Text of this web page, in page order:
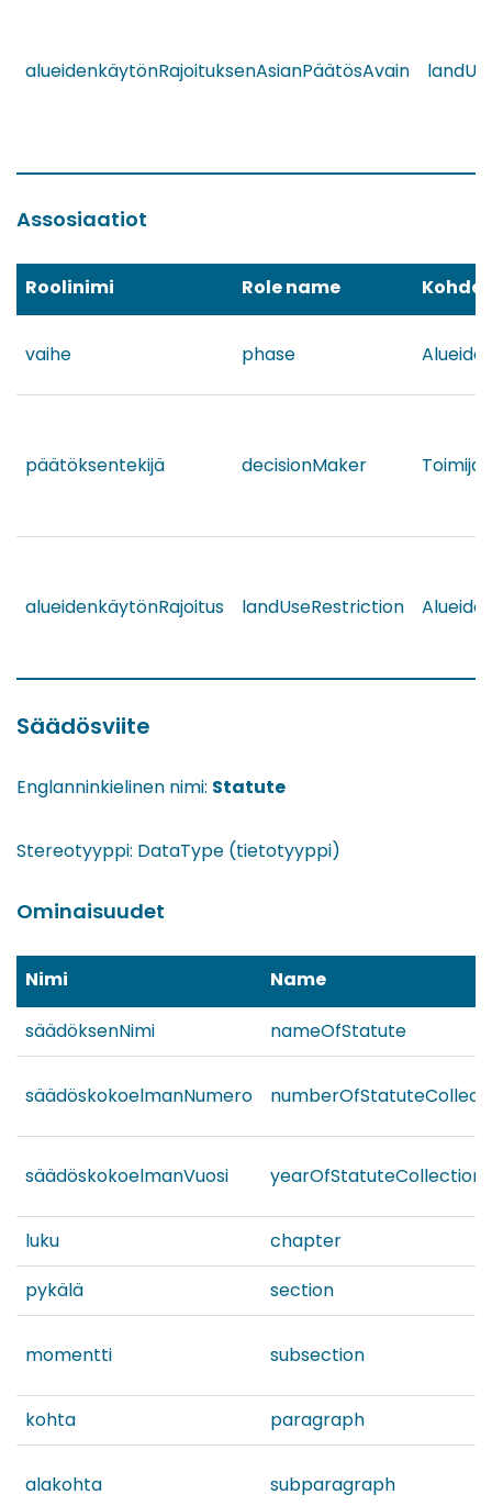
alueidenkäytönRajoituksenAsianPäätösAvain
Assosiaatiot
Roolinimi Role name Kohde
vaihe phase
päätöksentekijä decisionMaker Toimija
alueidenkäytönRajoitus landUseRestriction
Säädösviite
Englanninkielinen nimi: Statute
Stereotyyppi: DataType (tietotyyppi)
Ominaisuudet
Nimi Name
säädöksenNimi nameOfStatute
säädöskokoelmanNumero
säädöskokoelmanVuosi yearOfStatuteCollection
luku
chapter
pykälä
section
momentti subsection
kohta paragraph
alakohta subparagraph